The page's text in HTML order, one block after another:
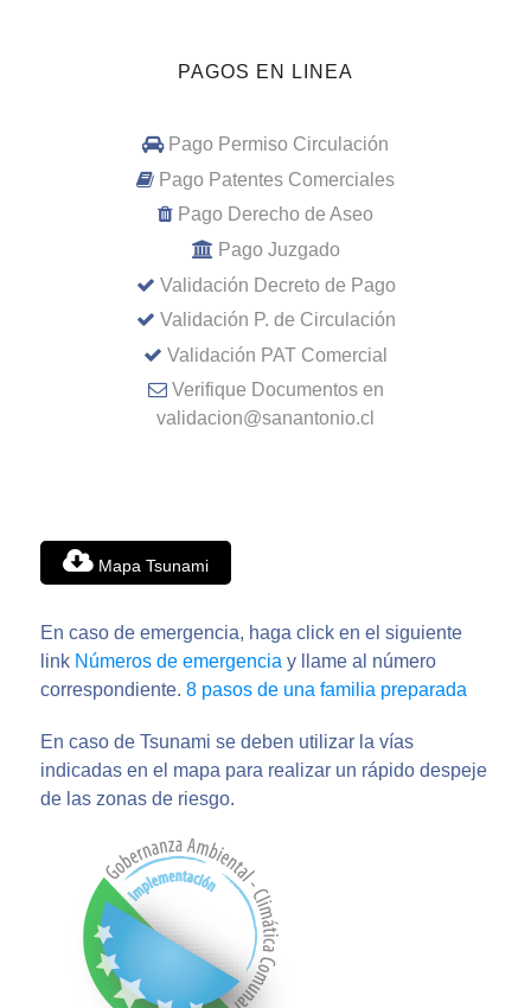
PAGOS EN LINEA
Pago Permiso Circulación
Pago Patentes Comerciales
Pago Derecho de Aseo
Pago Juzgado
Validación Decreto de Pago
Validación P. de Circulación
Validación PAT Comercial
Verifique Documentos en
validacion@sanantonio.cl
Mapa Tsunami
En caso de emergencia, haga click en el siguiente
link Números de emergencia y llame al número
correspondiente. 8 pasos de una familia preparada
En caso de Tsunami se deben utilizar la vías
indicadas en el mapa para realizar un rápido despeje
de las zonas de riesgo.